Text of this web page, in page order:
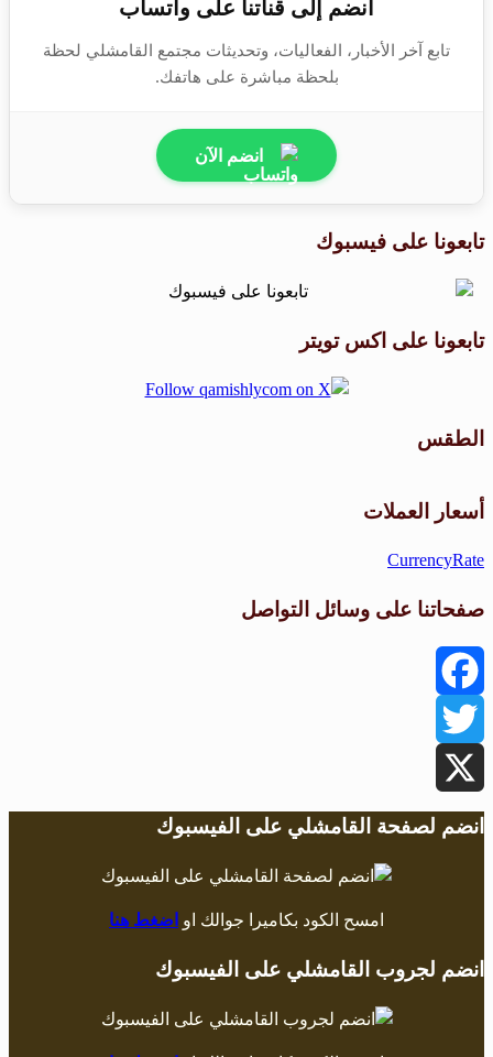
انضم إلى قناتنا على واتساب
تابع آخر الأخبار، الفعاليات، وتحديثات مجتمع القامشلي لحظة
بلحظة مباشرة على هاتفك.
انضم الآن
على فيسبوك
على اكس تويتر
العملات
على وسائل التواصل
لصفحة القامشلي على الفيسبوك
امسح الكود بكاميرا جوالك او اضغط هنا
لجروب القامشلي على الفيسبوك